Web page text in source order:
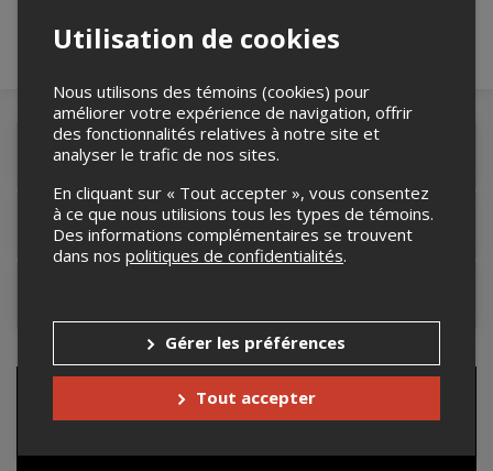
Détails de l'événement
Lieu de l'événement
Utilisation de cookies
Nous utilisons des témoins (cookies) pour
améliorer votre expérience de navigation, offrir
des fonctionnalités relatives à notre site et
analyser le trafic de nos sites.
En cliquant sur « Tout accepter », vous consentez
à ce que nous utilisions tous les types de témoins.
Des informations complémentaires se trouvent
dans nos politiques de confidentialités.
Gérer les préférences
Tout accepter